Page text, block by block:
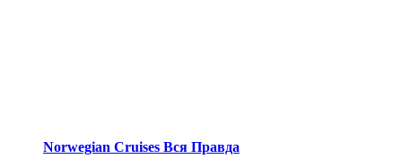
Norwegian Cruises Вся Правда